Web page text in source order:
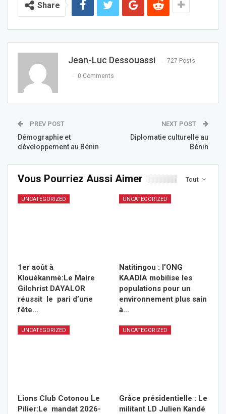
Share
Jean-Luc Dessouassi 727 Posts
0 Comments
PREV POST
Démographie et
développement au Bénin
NEXT POST
Diplomatie culturelle au
Bénin
Tout
Vous Pourriez Aussi Aimer
UNCATEGORIZED
1er août à
Klouékanmè:Le Maire
Gilchrist DAYALOR
réussit le pari d’une
fête…
UNCATEGORIZED
Natitingou : l’ONG
KAADIA mobilise les
populations pour un
environnement plus sain
à…
UNCATEGORIZED
Lions Club Cotonou Le
Pilier:Le mandat 2026-
UNCATEGORIZED
Grâce présidentielle : Le
militant LD Julien Kandé